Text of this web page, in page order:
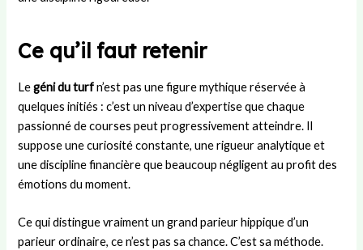
Ce qu’il faut retenir
Legéni du turfn’est pas une figure mythique réservée à
quelques initiés : c’est un niveau d’expertise que chaque
passionné de courses peut progressivement atteindre. Il
suppose une curiosité constante, une rigueur analytique et
une discipline financière que beaucoup négligent au profit des
émotions du moment.
Ce qui distingue vraiment un grand parieur hippique d’un
parieur ordinaire, ce n’est pas sa chance. C’est sa méthode.